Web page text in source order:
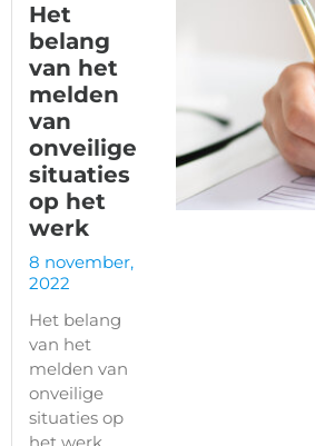
Het
belang
van het
melden
van
onveilige
situaties
op het
werk
8 november,
2022
Het belang
van het
melden van
onveilige
situaties op